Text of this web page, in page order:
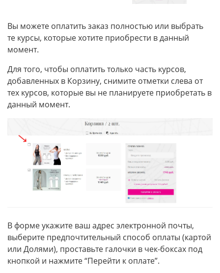
Вы можете оплатить заказ полностью или выбрать
те курсы, которые хотите приобрести в данный
момент.
Для того, чтобы оплатить только часть курсов,
добавленных в Корзину, снимите отметки слева от
тех курсов, которые вы не планируете приобретать в
данный момент.
В форме укажите ваш адрес электронной почты,
выберите предпочтительный способ оплаты (картой
или Долями), проставьте галочки в чек-боксах под
кнопкой и нажмите “Перейти к оплате”.